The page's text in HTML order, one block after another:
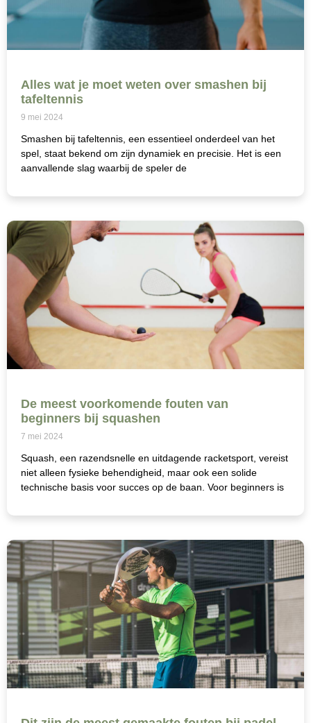
Alles wat je moet weten over smashen bij
tafeltennis
9 mei 2024
Smashen bij tafeltennis, een essentieel onderdeel van het
spel, staat bekend om zijn dynamiek en precisie. Het is een
aanvallende slag waarbij de speler de
De meest voorkomende fouten van
beginners bij squashen
7 mei 2024
Squash, een razendsnelle en uitdagende racketsport, vereist
niet alleen fysieke behendigheid, maar ook een solide
technische basis voor succes op de baan. Voor beginners is